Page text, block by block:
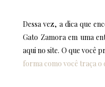
Dessa vez, a dica que
Gato Zamora em uma
aqui no site. O que você
forma como você traça